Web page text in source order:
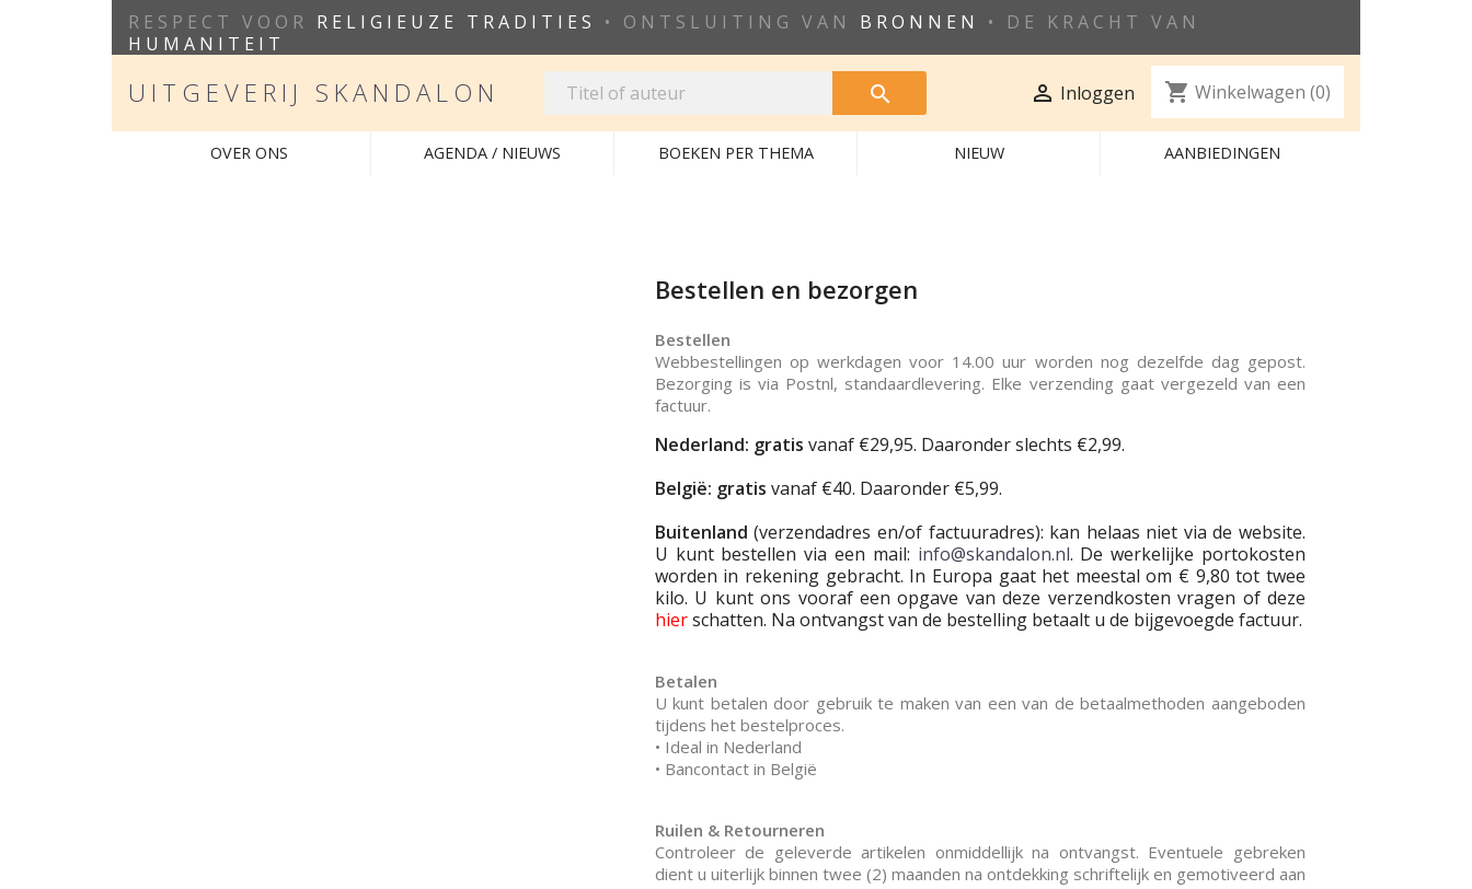
RESPECT VOOR RELIGIEUZE TRADITIES • ONTSLUITING VAN BRONNEN
• DE KRACHT VAN
HUMANITEIT
UITGEVERIJ SKANDALON   Inloggen shopping_cart Winkelwagen (0)
OVER ONS AGENDA / NIEUWS BOEKEN PER THEMA NIEUW AANBIEDINGEN
Bestellen en bezorgen
Bestellen
Webbestellingen op werkdagen voor 14.00 uur worden nog dezelfde dag gepost.
Bezorging is via Postnl, standaardlevering. Elke verzending gaat vergezeld van een
factuur.
Nederland: gratis vanaf €29,95. Daaronder slechts €2,99.
België: gratis vanaf €40. Daaronder €5,99.
Buitenland(verzendadres en/of factuuradres): kan helaas niet via de website.
U kunt bestellen via een mail: info@skandalon.nl. De werkelijke portokosten
worden in rekening gebracht. In Europa gaat het meestal om € 9,80 tot twee
kilo. U kunt ons vooraf een opgave van deze verzendkosten vragen of deze
hierschatten. Na ontvangst van de bestelling betaalt u de bijgevoegde factuur.
Betalen
U kunt betalen door gebruik te maken van een van de betaalmethoden aangeboden
tijdens het bestelproces.
• Ideal in Nederland
• Bancontact in België
Ruilen & Retourneren
Controleer de geleverde artikelen onmiddellijk na ontvangst. Eventuele gebreken
dient u uiterlijk binnen twee (2) maanden na ontdekking schriftelijk en gemotiveerd aan